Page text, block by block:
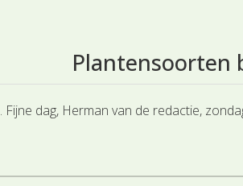
Plantensoorten
. Fijne dag, Herman van de redactie,